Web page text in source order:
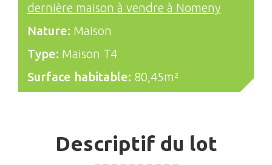
dernière maison à vendre à Nomeny
Nature: Maison
Type: Maison T4
Surface habitable: 80,45m²
Descriptif du lot